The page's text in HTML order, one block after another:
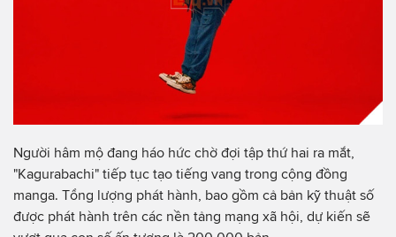
Người hâm mộ đang háo hức chờ đợi tập thứ hai ra mắt,
"Kagurabachi" tiếp tục tạo tiếng vang trong cộng đồng
manga. Tổng lượng phát hành, bao gồm cả bản kỹ thuật số
được phát hành trên các nền tảng mạng xã hội, dự kiến sẽ